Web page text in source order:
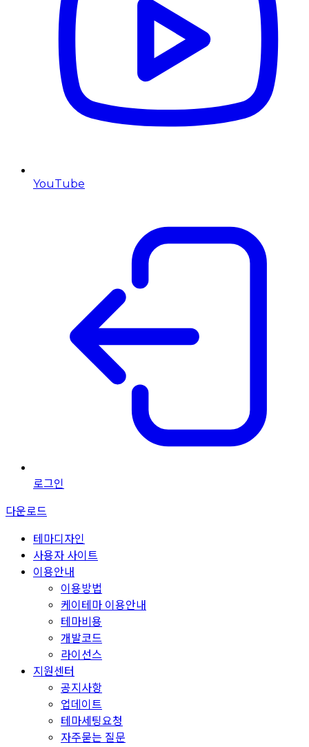
YouTube
로그인
다운로드
테마디자인
사용자 사이트
이용안내
이용방법
케이테마 이용안내
테마비용
개발코드
라이선스
지원센터
공지사항
업데이트
테마세팅요청
자주묻는 질문